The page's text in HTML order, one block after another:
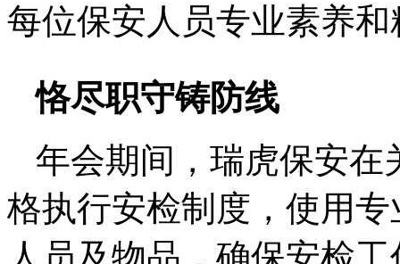
每位保安人员专业素养
恪尽职守铸防线
年会期间，瑞虎保安在
格执行安检制度，使用
人员及物品，确保安检